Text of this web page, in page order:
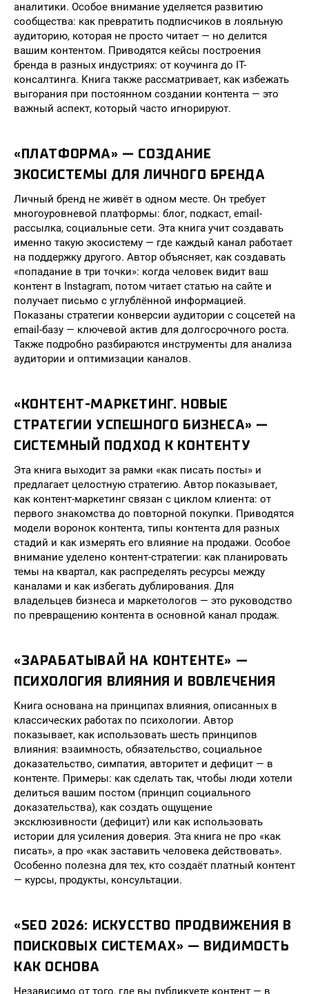
аналитики. Особое внимание уделяется развитию
сообщества: как превратить подписчиков в лояльную
аудиторию, которая не просто читает — но делится
вашим контентом. Приводятся кейсы построения
бренда в разных индустриях: от коучинга до IT-
консалтинга. Книга также рассматривает, как избежать
выгорания при постоянном создании контента — это
важный аспект, который часто игнорируют.
«ПЛАТФОРМА» — СОЗДАНИЕ
ЭКОСИСТЕМЫ ДЛЯ ЛИЧНОГО БРЕНДА
Личный бренд не живёт в одном месте. Он требует
многоуровневой платформы: блог, подкаст, email-
рассылка, социальные сети. Эта книга учит создавать
именно такую экосистему — где каждый канал работает
на поддержку другого. Автор объясняет, как создавать
«попадание в три точки»: когда человек видит ваш
контент в Instagram, потом читает статью на сайте и
получает письмо с углублённой информацией.
Показаны стратегии конверсии аудитории с соцсетей на
email-базу — ключевой актив для долгосрочного роста.
Также подробно разбираются инструменты для анализа
аудитории и оптимизации каналов.
«КОНТЕНТ-МАРКЕТИНГ. НОВЫЕ
СТРАТЕГИИ УСПЕШНОГО БИЗНЕСА» —
СИСТЕМНЫЙ ПОДХОД К КОНТЕНТУ
Эта книга выходит за рамки «как писать посты» и
предлагает целостную стратегию. Автор показывает,
как контент-маркетинг связан с циклом клиента: от
первого знакомства до повторной покупки. Приводятся
модели воронок контента, типы контента для разных
стадий и как измерять его влияние на продажи. Особое
внимание уделено контент-стратегии: как планировать
темы на квартал, как распределять ресурсы между
каналами и как избегать дублирования. Для
владельцев бизнеса и маркетологов — это руководство
по превращению контента в основной канал продаж.
«ЗАРАБАТЫВАЙ НА КОНТЕНТЕ» —
ПСИХОЛОГИЯ ВЛИЯНИЯ И ВОВЛЕЧЕНИЯ
Книга основана на принципах влияния, описанных в
классических работах по психологии. Автор
показывает, как использовать шесть принципов
влияния: взаимность, обязательство, социальное
доказательство, симпатия, авторитет и дефицит — в
контенте. Примеры: как сделать так, чтобы люди хотели
делиться вашим постом (принцип социального
доказательства), как создать ощущение
эксклюзивности (дефицит) или как использовать
истории для усиления доверия. Эта книга не про «как
писать», а про «как заставить человека действовать».
Особенно полезна для тех, кто создаёт платный контент
— курсы, продукты, консультации.
«SEO 2026: ИСКУССТВО ПРОДВИЖЕНИЯ В
ПОИСКОВЫХ СИСТЕМАХ» — ВИДИМОСТЬ
КАК ОСНОВА
Независимо от того, где вы публикуете контент — в